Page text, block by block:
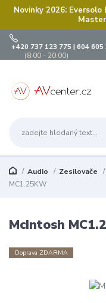
Novinky 2026:
+420 737 123 775 | 604 605
(8:00 - 20:00)
Audio Zesilovače
MC1.25KW
McIntosh
Doprava ZDARMA